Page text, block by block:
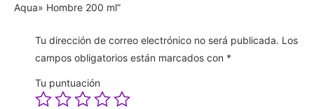
Aqua» Hombre 200 ml”
Tu dirección de correo electrónico no será publicada. Los
campos obligatorios están marcados con *
Tu puntuación